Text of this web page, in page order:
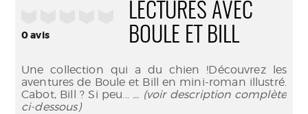
0avis
LECTURES AVEC
BOULE ET BILL
Une collection qui a du chien !Découvrez les
aventures de Boule et Bill en mini-roman illustré.
Cabot, Bill ? Si peu... ... (voir description complète
ci-dessous)